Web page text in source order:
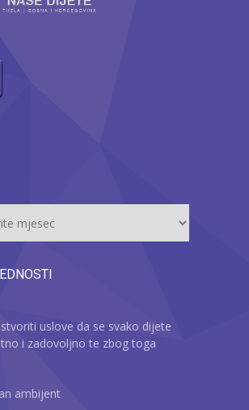
uslove da se svako dijete
i zadovoljno te zbog toga
ambijent